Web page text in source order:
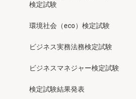
検定試験
環境社会（eco）検定試験
ビジネス実務法務検定試験
ビジネスマネジャー検定試験
検定試験結果発表